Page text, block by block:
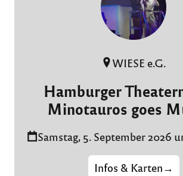
WIESE e.G.
Hamburger
Minotauros goes
Samstag, 5. September 2026
Infos & Karten→